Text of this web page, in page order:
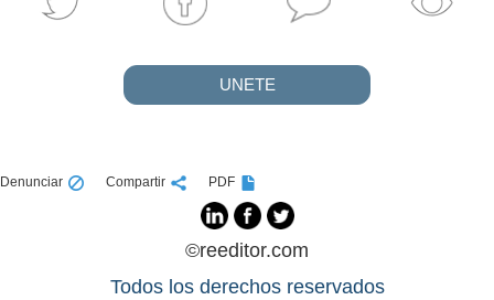
UNETE
Denunciar Compartir PDF
©reeditor.com
Todos los derechos reservados